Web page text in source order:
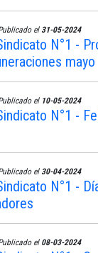
el 31-05-2024
N°1 -
mayo
el 10-05-2024
N°1 -
el 30-04-2024
N°1 -
el 08-03-2024